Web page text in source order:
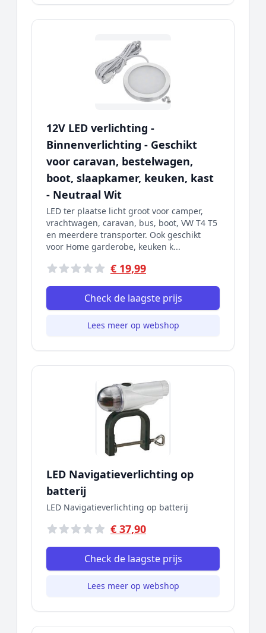
12V LED verlichting -
Binnenverlichting - Geschikt
voor caravan, bestelwagen,
boot, slaapkamer, keuken, kast
- Neutraal Wit
LED ter plaatse licht groot voor camper,
vrachtwagen, caravan, bus, boot, VW T4 T5
en meerdere transporter. Ook geschikt
voor Home garderobe, keuken k...
€ 19,99
Check de laagste prijs
Lees meer op webshop
LED Navigatieverlichting op
batterij
LED Navigatieverlichting op batterij
€ 37,90
Check de laagste prijs
Lees meer op webshop